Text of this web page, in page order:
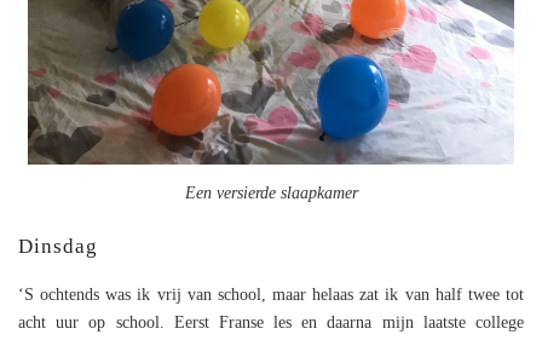
Een versierde slaapkamer
Dinsdag
‘S ochtends was ik vrij van school, maar helaas zat ik van half twee tot
acht uur op school. Eerst Franse les en daarna mijn laatste college